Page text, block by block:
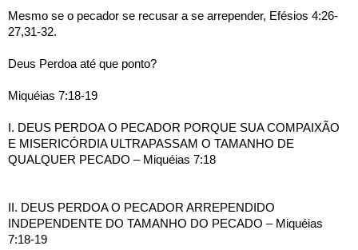
Mesmo se o pecador se recusar a se arrepender, Efésios 4:26-
27,31-32.
Deus Perdoa até que ponto?
Miquéias 7:18-19
I. DEUS PERDOA O PECADOR PORQUE SUA COMPAIXÃO
E MISERICÓRDIA ULTRAPASSAM O TAMANHO DE
QUALQUER PECADO – Miquéias 7:18
II. DEUS PERDOA O PECADOR ARREPENDIDO
INDEPENDENTE DO TAMANHO DO PECADO – Miquéias
7:18-19